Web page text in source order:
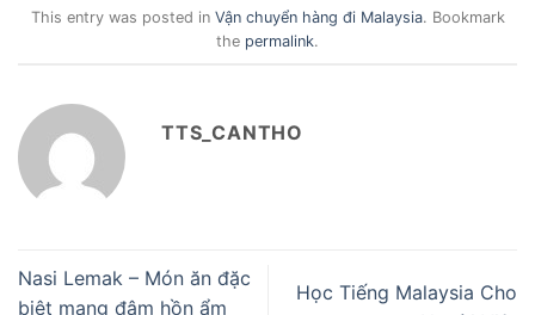
This entry was posted in Vận chuyển hàng đi Malaysia. Bookmark
the permalink.
TTS_CANTHO
Nasi Lemak – Món ăn đặc
biệt mang đậm hồn ẩm
Học Tiếng Malaysia Cho